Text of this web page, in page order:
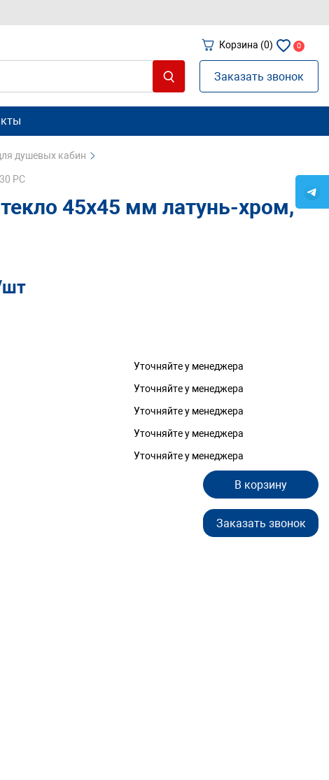
Корзина (0) 0
Заказать звонок
душевых кабин
PC
45х45 мм латунь-хром,
шт
Уточняйте у менеджера
Уточняйте у менеджера
Уточняйте у менеджера
Уточняйте у менеджера
Уточняйте у менеджера
В корзину
Заказать звонок